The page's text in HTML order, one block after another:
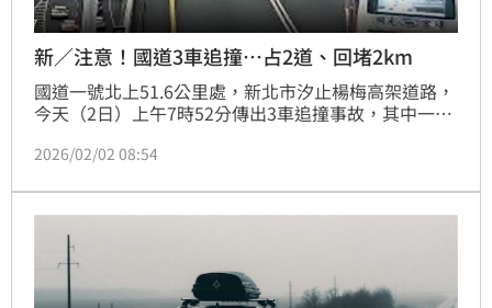
新／注意！國道3車追撞…占2道、回堵2km
國道一號北上51.6公里處，新北市汐止楊梅高架道路，
今天（2日）上午7時52分傳出3車追撞事故，其中一輛
車禍造成回堵約2公里車流，事故於上午8時26分排
2026/02/02 08:54